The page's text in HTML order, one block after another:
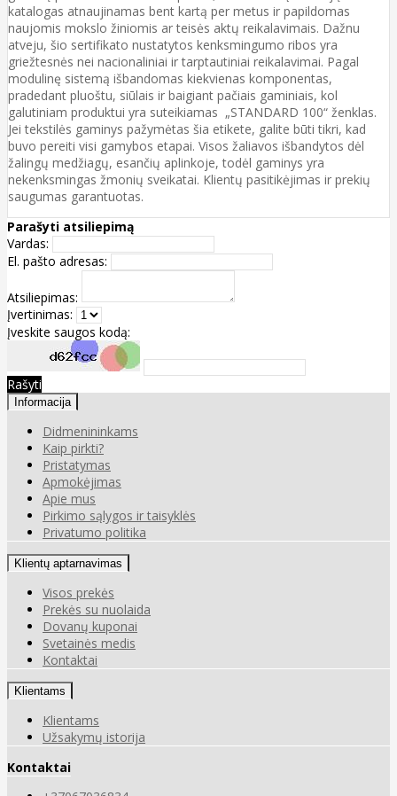
katalogas atnaujinamas bent kartą per metus ir papildomas
naujomis mokslo žiniomis ar teisės aktų reikalavimais. Dažnu
atveju, šio sertifikato nustatytos kenksmingumo ribos yra
griežtesnės nei nacionaliniai ir tarptautiniai reikalavimai. Pagal
modulinę sistemą išbandomas kiekvienas komponentas,
pradedant pluoštu, siūlais ir baigiant pačiais gaminiais, kol
galutiniam produktui yra suteikiamas „STANDARD 100“ ženklas.
Jei tekstilės gaminys pažymėtas šia etikete, galite būti tikri, kad
buvo pereiti visi gamybos etapai. Visos žaliavos išbandytos dėl
žalingų medžiagų, esančių aplinkoje, todėl gaminys yra
nekenksmingas žmonių sveikatai. Klientų pasitikėjimas ir prekių
saugumas garantuotas.
Parašyti atsiliepimą
Vardas:
El. pašto adresas:
Atsiliepimas:
Įvertinimas:
Įveskite saugos kodą:
Rašyti
Informacija
Didmenininkams
Kaip pirkti?
Pristatymas
Apmokėjimas
Apie mus
Pirkimo sąlygos ir taisyklės
Privatumo politika
Klientų aptarnavimas
Visos prekės
Prekės su nuolaida
Dovanų kuponai
Svetainės medis
Kontaktai
Klientams
Klientams
Užsakymų istorija
Kontaktai